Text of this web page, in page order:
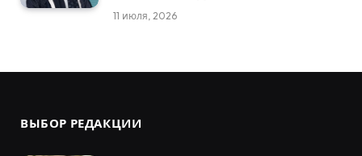
11 июля, 2026
ВЫБОР РЕДАКЦИИ